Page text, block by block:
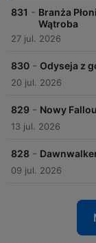
831 - Branża
Wątroba
27 jul. 2026
830 - Odyseja z
20 jul. 2026
829 - Nowy
13 jul. 2026
828 -
09 jul. 2026